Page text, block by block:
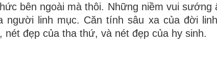
bên ngoài mà thôi. Những niềm vui sướng
linh mục. Căn tính sâu xa của đời
đẹp của tha thứ, và nét đẹp của hy sinh.